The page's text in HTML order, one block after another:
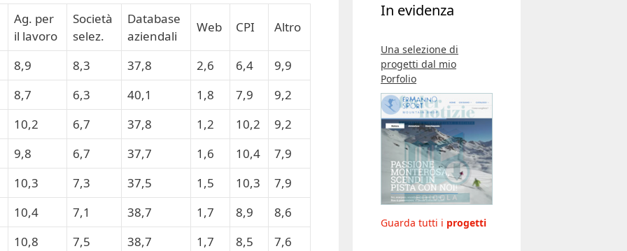
Ag. per
il lavoro
Società
selez.
Database
aziendali
Web CPI Altro
8,9 8,3 37,8 2,6 6,4
9,9
8,7 6,3 40,1 1,8 7,9
9,2
10,2 6,7 37,8 1,2 10,2
9,2
9,8 6,7 37,7 1,6 10,4
7,9
10,3 7,3 37,5 1,5 10,3
7,9
10,4 7,1 38,7 1,7 8,9
8,6
10,8 7,5 38,7 1,7 8,5
7,6
In evidenza
Una selezione di
progetti dal mio
Porfolio
Guarda tutti i progetti